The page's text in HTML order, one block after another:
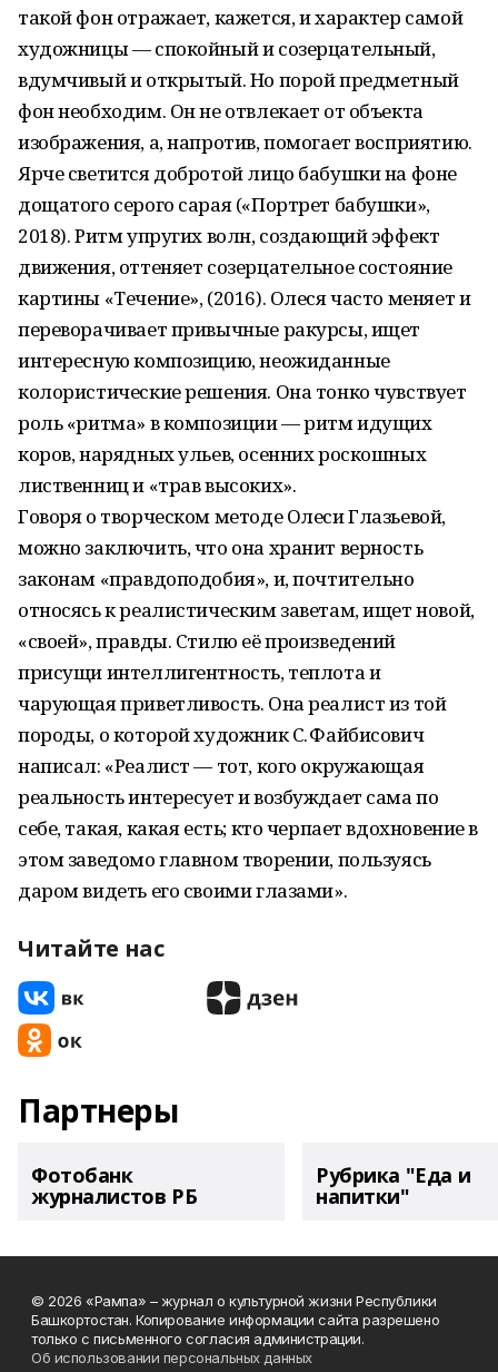
такой фон отражает, кажется, и характер самой
художницы — спокойный и созерцательный,
вдумчивый и открытый. Но порой предметный
фон необходим. Он не отвлекает от объекта
изображения, а, напротив, помогает восприятию.
Ярче светится добротой лицо бабушки на фоне
дощатого серого сарая («Портрет бабушки»,
2018). Ритм упругих волн, создающий эффект
движения, оттеняет созерцательное состояние
картины «Течение», (2016). Олеся часто меняет и
переворачивает привычные ракурсы, ищет
интересную композицию, неожиданные
колористические решения. Она тонко чувствует
роль «ритма» в композиции — ритм идущих
коров, нарядных ульев, осенних роскошных
лиственниц и «трав высоких».
Говоря о творческом методе Олеси Глазьевой,
можно заключить, что она хранит верность
законам «правдоподобия», и, почтительно
относясь к реалистическим заветам, ищет новой,
«своей», правды. Стилю её произведений
присущи интеллигентность, теплота и
чарующая приветливость. Она реалист из той
породы, о которой художник С. Файбисович
написал: «Реалист — тот, кого окружающая
реальность интересует и возбуждает сама по
себе, такая, какая есть; кто черпает вдохновение в
этом заведомо главном творении, пользуясь
даром видеть его своими глазами».
Читайте нас
Партнеры
Фотобанк
журналистов РБ
Рубрика "Еда и
напитки"
© 2026 «Рампа» – журнал о культурной жизни Республики
Башкортостан. Копирование информации сайта разрешено
только с письменного согласия администрации.
Об использовании персональных данных